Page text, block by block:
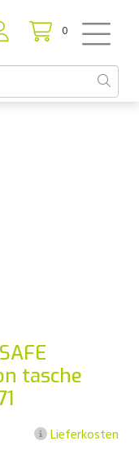
0
tasche
Lieferkosten